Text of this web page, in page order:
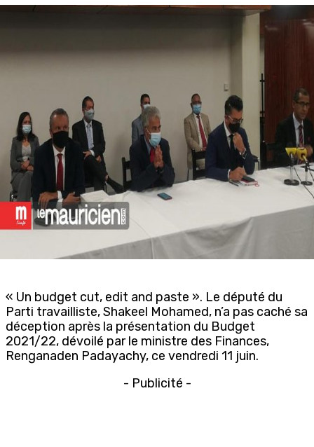
« Un budget cut, edit and paste ». Le député du
Parti travailliste, Shakeel Mohamed, n’a pas caché sa
déception après la présentation du Budget
2021/22, dévoilé par le ministre des Finances,
Renganaden Padayachy, ce vendredi 11 juin.
- Publicité -